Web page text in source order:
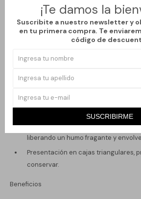
¡Te damos la
Suscribite a nuestro newsletter y
en tu primera compra. Te
código de
SUSCRIBIRME
con la conexión espiritual y la
Nag White Sage (Salvia Blanca):
tradicionalmente usado para la
Características
Elaborados artesanalmente con la
Ingredientes 100% naturales, sin
Cada cono tiene una combustión
liberando un humo fragante y
Presentación en cajas triangulares,
conservar.
Beneficios